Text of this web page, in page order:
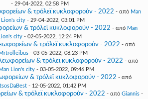
- 29-04-2022, 02:58 PM
& τρόλεϊ κυκλοφορούν - 2022 - από Man
Lion's city - 29-04-2022, 03:01 PM
& τρόλεϊ κυκλοφορούν - 2022 - από Man
Lion's city- 02-05-2022, 12:24 PM
& τρόλεϊ κυκλοφορούν - 2022 - από
Mrtrolleibus- 03-05-2022, 08:23 PM
λεωφορείων & τρόλεϊ κυκλοφορούν - 2022 - από
Man Lion's city- 03-05-2022, 09:46 PM
& τρόλεϊ κυκλοφορούν - 2022 - από
- 12-05-2022, 01:42 PM
& τρόλεϊ κυκλοφορούν - 2022 - από Giannis -